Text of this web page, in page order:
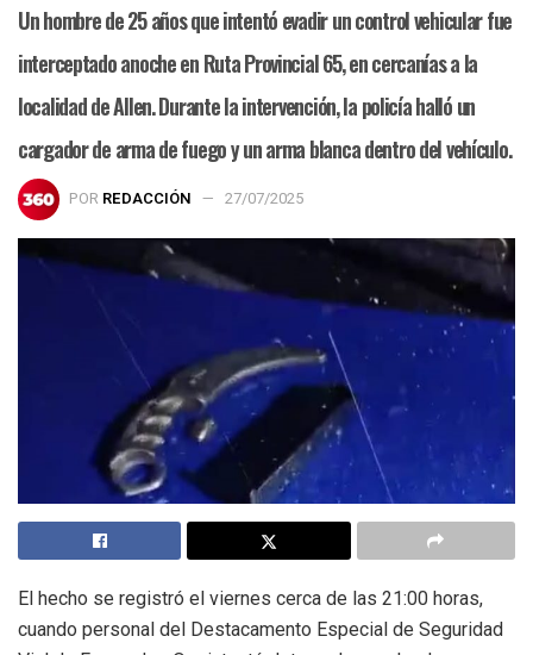
Un hombre de 25 años que intentó evadir un control vehicular fue
interceptado anoche en Ruta Provincial 65, en cercanías a la
localidad de Allen. Durante la intervención, la policía halló un
cargador de arma de fuego y un arma blanca dentro del vehículo.
POR REDACCIÓN 27/07/2025
El hecho se registró el viernes cerca de las 21:00 horas,
cuando personal del Destacamento Especial de Seguridad